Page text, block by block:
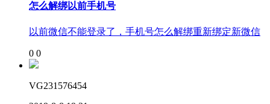
怎么解绑以前手机号
以前微信不能登录了，手机号怎么解绑重新绑定新微信
0 0
VG231576454